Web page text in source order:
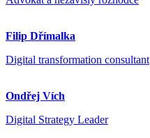
Filip Dřímalka
Digital transformation consultant
Ondřej Vích
Digital Strategy Leader